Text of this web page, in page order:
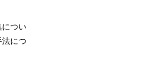
つい
につ